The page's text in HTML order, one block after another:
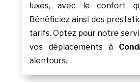
luxes, avec le confort
Bénéficiez ainsi des
tarifs. Optez pour notre
vos déplacements à
alentours.